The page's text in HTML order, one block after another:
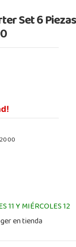
Set 6 Piezas
11 Y MIÉRCOLES 12
en tienda